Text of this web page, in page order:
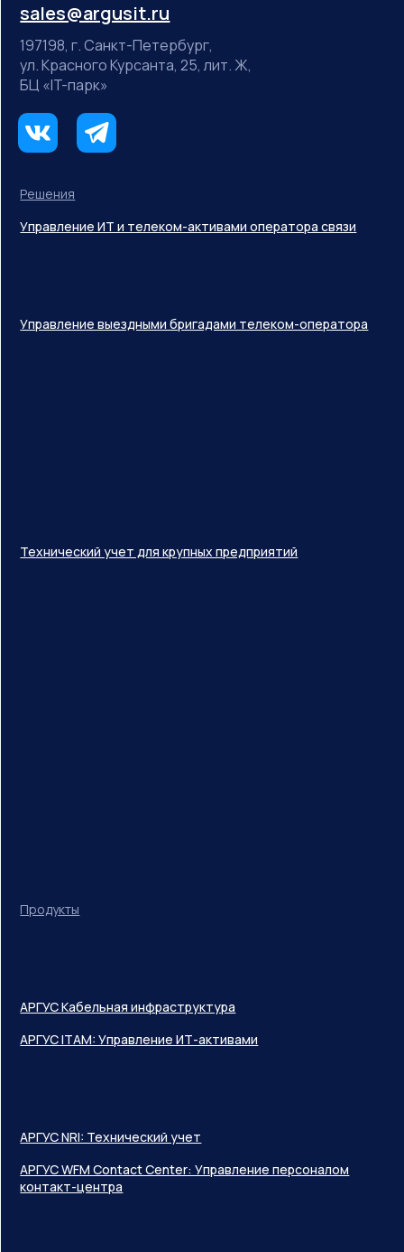
Решения
Продукты
Управление ИТ и телеком-активами оператора связи
sales@argusit.ru
197198, г. Санкт-Петербург,
ул. Красного Курсанта, 25, лит. Ж,
БЦ «IT-парк»
Управление выездными бригадами телеком-оператора
АРГУС NRI: Технический учет
АРГУС WFM Contact Center: Управление персоналом
контакт-центра
Технический учет для крупных предприятий
АРГУС Кабельная инфраструктура
АРГУС ITAM: Управление ИТ-активами